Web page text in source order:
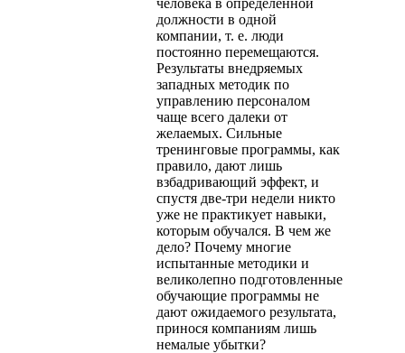
должности в одной
компании, т. е. люди
постоянно перемещаются.
Результаты внедряемых
западных методик по
управлению персоналом
чаще всего далеки от
желаемых. Сильные
тренинговые программы, как
правило, дают лишь
взбадривающий эффект, и
спустя две-три недели никто
уже не практикует навыки,
которым обучался. В чем же
дело? Почему многие
испытанные методики и
великолепно подготовленные
обучающие программы не
дают ожидаемого результата,
принося компаниям лишь
немалые убытки?